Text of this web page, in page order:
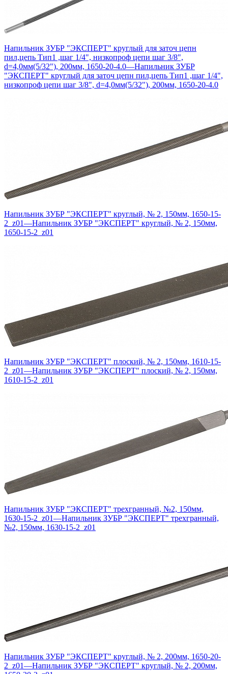
Напильник ЗУБР "ЭКСПЕРТ" круглый для заточ цепн
пил,цепь Тип1 ,шаг 1/4", низкопроф цепи шаг 3/8",
d=4,0мм(5/32"), 200мм, 1650-20-4.0—Напильник ЗУБР
"ЭКСПЕРТ" круглый для заточ цепн пил,цепь Тип1 ,шаг 1/4",
низкопроф цепи шаг 3/8", d=4,0мм(5/32"), 200мм, 1650-20-4.0
Напильник ЗУБР "ЭКСПЕРТ" круглый, № 2, 150мм, 1650-15-
2_z01—Напильник ЗУБР "ЭКСПЕРТ" круглый, № 2, 150мм,
1650-15-2_z01
Напильник ЗУБР "ЭКСПЕРТ" плоский, № 2, 150мм, 1610-15-
2_z01—Напильник ЗУБР "ЭКСПЕРТ" плоский, № 2, 150мм,
1610-15-2_z01
Напильник ЗУБР "ЭКСПЕРТ" трехгранный, №2, 150мм,
1630-15-2_z01—Напильник ЗУБР "ЭКСПЕРТ" трехгранный,
№2, 150мм, 1630-15-2_z01
Напильник ЗУБР "ЭКСПЕРТ" круглый, № 2, 200мм, 1650-20-
2_z01—Напильник ЗУБР "ЭКСПЕРТ" круглый, № 2, 200мм,